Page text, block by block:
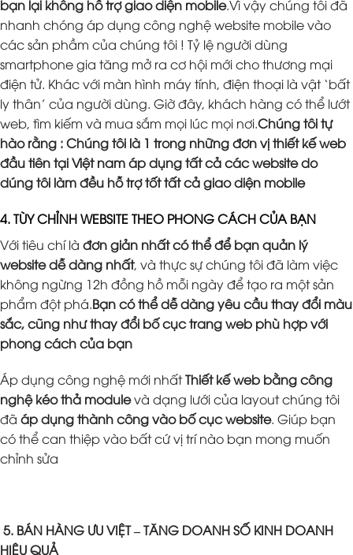
bạn lại không hỗ trợ giao diện mobile.Vì vậy chúng tôi đã
nhanh chóng áp dụng công nghệ website mobile vào
các sản phầm của chúng tôi ! Tỷ lệ người dùng
smartphone gia tăng mở ra cơ hội mới cho thương mại
điện tử. Khác với màn hình máy tính, điện thoại là vật ‘bất
ly thân’ của người dùng. Giờ đây, khách hàng có thể lướt
web, tìm kiếm và mua sắm mọi lúc mọi nơi.Chúng tôi tự
hào rằng : Chúng tôi là 1 trong những đơn vị thiết kế web
đầu tiên tại Việt nam áp dụng tất cả các website do
dúng tôi làm đều hỗ trợ tốt tất cả giao diện mobile
4. TÙY CHỈNH WEBSITE THEO PHONG CÁCH CỦA BẠN
Với tiêu chí là đơn giản nhất có thể để bạn quản lý
website dễ dàng nhất, và thực sự chúng tôi đã làm việc
không ngừng 12h đồng hồ mỗi ngày để tạo ra một sản
phẩm đột phá.Bạn có thể dễ dàng yêu cầu thay đổi màu
sắc, cũng như thay đổi bố cục trang web phù hợp với
phong cách của bạn
Áp dụng công nghệ mới nhấtThiết kế web bằng công
nghệ kéo thả modulevà dạng lưới của layout chúng tôi
đã áp dụng thành công vào bố cục website. Giúp bạn
có thể can thiệp vào bất cứ vị trí nào bạn mong muốn
chỉnh sửa
5. BÁN HÀNG ƯU VIỆT – TĂNG DOANH SỐ KINH DOANH
HIỆU QUẢ